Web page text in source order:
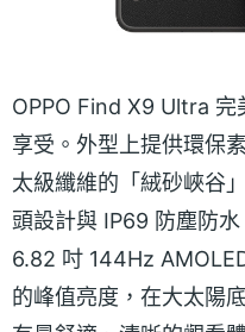
OPPO Find X9 Ultra 完
享受。外型上提供環保
太級纖維的「絨砂峽谷
頭設計與 IP69 防塵防
6.82 吋 144Hz
的峰值亮度，在大太陽